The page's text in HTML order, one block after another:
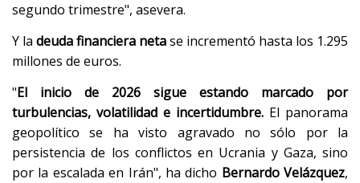
segundo trimestre", asevera.
Y la deuda financiera netase incrementó hasta los 1.295
millones de euros.
"El inicio de 2026 sigue estando marcado por
turbulencias, volatilidad e incertidumbre. El panorama
geopolítico se ha visto agravado no sólo por la
persistencia de los conflictos en Ucrania y Gaza, sino
por la escalada en Irán", ha dicho Bernardo Velázquez,